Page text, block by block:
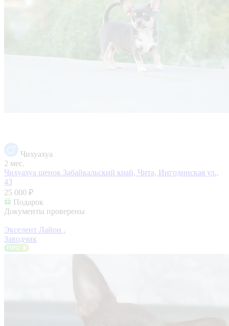
Чихуахуа
2 мес.
Чихуахуа щенок Забайкальский край, Чита, Ингодинская ул.,
43
25 000 ₽
Подарок
Документы проверены
Экселент Лайон .
Заводчик